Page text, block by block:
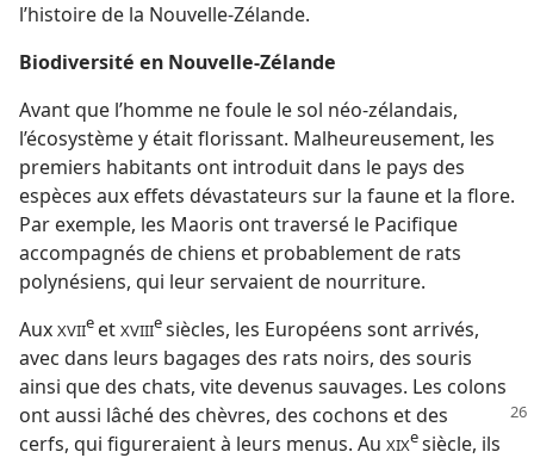
l’histoire de la Nouvelle-Zélande.
Biodiversité en Nouvelle-Zélande
Avant que l’homme ne foule le sol néo-zélandais,
l’écosystème y était florissant. Malheureusement, les
premiers habitants ont introduit dans le pays des
espèces aux effets dévastateurs sur la faune et la flore.
Par exemple, les Maoris ont traversé le Pacifique
accompagnés de chiens et probablement de rats
polynésiens, qui leur servaient de nourriture.
Aux XVIIe et XVIIIesiècles, les Européens sont arrivés,
avec dans leurs bagages des rats noirs, des souris
ainsi que des chats, vite devenus sauvages. Les colons
ont aussi lâché des chèvres, des cochons et des
cerfs, qui figureraient à leurs menus. Au XIXesiècle, ils